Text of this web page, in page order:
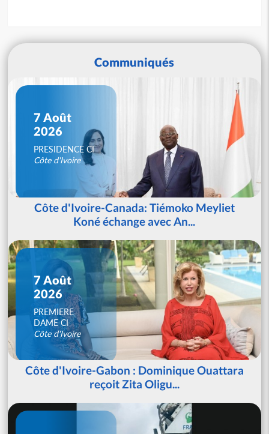
Communiqués
7 Août
2026
PRESIDENCE CI
Côte d'Ivoire
Côte d'Ivoire-Canada: Tiémoko Meyliet
Koné échange avec An...
7 Août
2026
PREMIERE
DAME CI
Côte d'Ivoire
Côte d'Ivoire-Gabon : Dominique Ouattara
reçoit Zita Oligu...